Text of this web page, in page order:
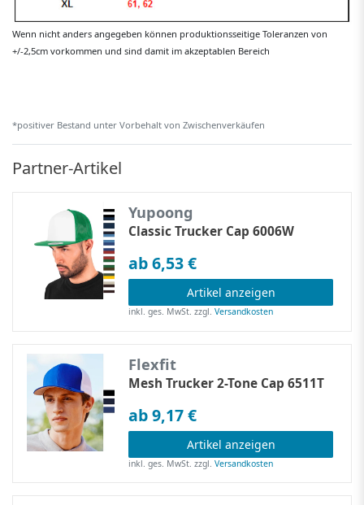
Wenn nicht anders angegeben können produktionsseitige Toleranzen von
+/-2,5cm vorkommen und sind damit im akzeptablen Bereich
*positiver Bestand unter Vorbehalt von Zwischenverkäufen
Partner-Artikel
Yupoong
Classic Trucker Cap 6006W
ab 6,53 €
Artikel anzeigen
inkl. ges. MwSt. zzgl.Versandkosten
Flexfit
Mesh Trucker 2-Tone Cap 6511T
ab 9,17 €
Artikel anzeigen
inkl. ges. MwSt. zzgl.Versandkosten